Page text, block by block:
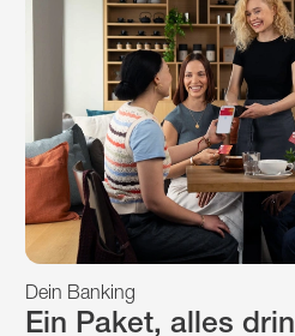
Ein Paket, alles drin
Dein Banking